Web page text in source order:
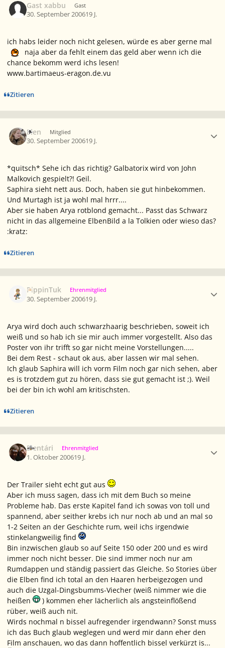
Gast xabbu Gast
30. September 200619 J.
ich habs leider noch nicht gelesen, würde es aber gerne mal
naja aber da fehlt einem das geld aber wenn ich die
chance bekomm werd ichs lesen!
www.bartimaeus-eragon.de.vu
Zitieren
Elen Mitglied
30. September 200619 J.
*quitsch* Sehe ich das richtig? Galbatorix wird von John
Malkovich gespielt?! Geil.
Saphira sieht nett aus. Doch, haben sie gut hinbekommen.
Und Murtagh ist ja wohl mal hrrr....
Aber sie haben Arya rotblond gemacht... Passt das Schwarz
nicht in das allgemeine ElbenBild a la Tolkien oder wieso das?
:kratz:
Zitieren
PippinTuk Ehrenmitglied
30. September 200619 J.
Arya wird doch auch schwarzhaarig beschrieben, soweit ich
weiß und so hab ich sie mir auch immer vorgestellt. Also das
Poster von ihr trifft so gar nicht meine Vorstellungen.....
Bei dem Rest - schaut ok aus, aber lassen wir mal sehen.
Ich glaub Saphira will ich vorm Film noch gar nich sehen, aber
es is trotzdem gut zu hören, dass sie gut gemacht ist ;). Weil
bei der bin ich wohl am kritischsten.
Zitieren
Elentári Ehrenmitglied
1. Oktober 200619 J.
Der Trailer sieht echt gut aus
Aber ich muss sagen, dass ich mit dem Buch so meine
Probleme hab. Das erste Kapitel fand ich sowas von toll und
spannend, aber seither krebs ich nur noch ab und an mal so
1-2 Seiten an der Geschichte rum, weil ichs irgendwie
stinkelangweilig find
Bin inzwischen glaub so auf Seite 150 oder 200 und es wird
immer noch nicht besser. Die sind immer noch nur am
Rumdappen und ständig passiert das Gleiche. So Stories über
die Elben find ich total an den Haaren herbeigezogen und
auch die Uzgal-Dingsbumms-Viecher (weiß nimmer wie die
heißen
) kommen eher lächerlich als angsteinflößend
rüber, weiß auch nit.
Wirds nochmal n bissel aufregender irgendwann? Sonst muss
ich das Buch glaub weglegen und werd mir dann eher den
Film anschauen, wo das dann hoffentlich bissel verkürzt is...